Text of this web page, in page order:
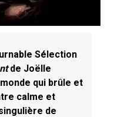
Sélection
de Joëlle
qui brûle et
calme et
de